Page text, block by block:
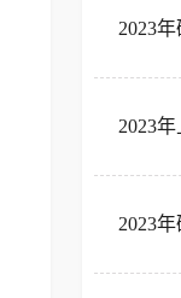
2023
2023
2023